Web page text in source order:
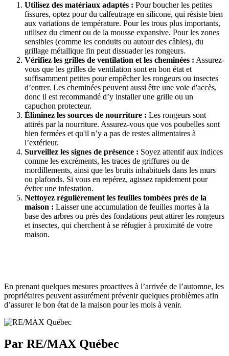
Utilisez des matériaux adaptés : Pour boucher les petites
fissures, optez pour du calfeutrage en silicone, qui résiste bien
aux variations de température. Pour les trous plus importants,
utilisez du ciment ou de la mousse expansive. Pour les zones
sensibles (comme les conduits ou autour des câbles), du
grillage métallique fin peut dissuader les rongeurs.
Vérifiez les grilles de ventilation et les cheminées : Assurez-
vous que les grilles de ventilation sont en bon état et
suffisamment petites pour empêcher les rongeurs ou insectes
d’entrer. Les cheminées peuvent aussi être une voie d'accès,
donc il est recommandé d’y installer une grille ou un
capuchon protecteur.
Éliminez les sources de nourriture : Les rongeurs sont
attirés par la nourriture. Assurez-vous que vos poubelles sont
bien fermées et qu'il n’y a pas de restes alimentaires à
l’extérieur.
Surveillez les signes de présence : Soyez attentif aux indices
comme les excréments, les traces de griffures ou de
mordillements, ainsi que les bruits inhabituels dans les murs
ou plafonds. Si vous en repérez, agissez rapidement pour
éviter une infestation.
Nettoyez régulièrement les feuilles tombées près de la
maison : Laisser une accumulation de feuilles mortes à la
base des arbres ou près des fondations peut attirer les rongeurs
et insectes, qui cherchent à se réfugier à proximité de votre
maison.
En prenant quelques mesures proactives à l’arrivée de l’automne, les
propriétaires peuvent assurément prévenir quelques problèmes afin
d’assurer le bon état de la maison pour les mois à venir.
Par RE/MAX Québec